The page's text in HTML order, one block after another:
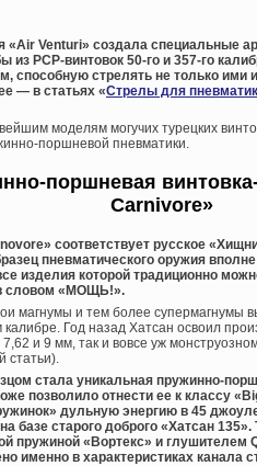
«Air Venturi» создала специальные
PCP-винтовок 50-го и 357-го
способную стрелять не только ими
— в статьях «Стрелы для
моделям могучих турецких
поршневой пневматики.
поршневая
Carnivore»
соответствует русское
пневматического оружия
изделия которой традиционно
словом «МОЩЬ!».
магнумы и тем более супермагнумы
Год назад Хатсан освоил
7,62 и 9 мм, так и вовсе уж
статьи).
стала уникальная пружинно-
позволило отнести ее к классу
дульную энергию в 45
базе старого доброго «Хатсан
пружиной «Вортекс» и глушителем
именно в характеристиках канала